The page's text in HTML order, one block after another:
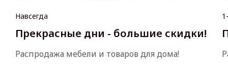
Навсегда
Прекрасные дни - большие скидки!
Распродажа мебели и товаров для дома!